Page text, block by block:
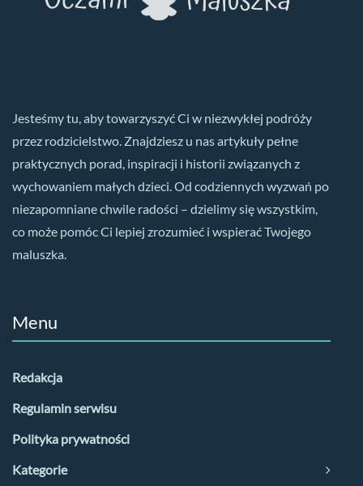
Jesteśmy tu, aby towarzyszyć Ci w niezwykłej podróży
przez rodzicielstwo. Znajdziesz u nas artykuły pełne
praktycznych porad, inspiracji i historii związanych z
wychowaniem małych dzieci. Od codziennych wyzwań po
niezapomniane chwile radości – dzielimy się wszystkim,
co może pomóc Ci lepiej zrozumieć i wspierać Twojego
maluszka.
Menu
Redakcja
Regulamin serwisu
Polityka prywatności
Kategorie